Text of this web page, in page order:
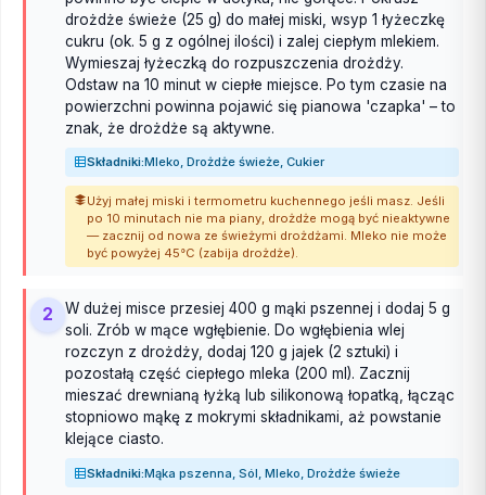
drożdże świeże (25 g) do małej miski, wsyp 1 łyżeczkę
cukru (ok. 5 g z ogólnej ilości) i zalej ciepłym mlekiem.
Wymieszaj łyżeczką do rozpuszczenia drożdży.
Odstaw na 10 minut w ciepłe miejsce. Po tym czasie na
powierzchni powinna pojawić się pianowa 'czapka' – to
znak, że drożdże są aktywne.
Składniki:Mleko, Drożdże świeże, Cukier
Użyj małej miski i termometru kuchennego jeśli masz. Jeśli
po 10 minutach nie ma piany, drożdże mogą być nieaktywne
— zacznij od nowa ze świeżymi drożdżami. Mleko nie może
być powyżej 45°C (zabija drożdże).
2
W dużej misce przesiej 400 g mąki pszennej i dodaj 5 g
soli. Zrób w mące wgłębienie. Do wgłębienia wlej
rozczyn z drożdży, dodaj 120 g jajek (2 sztuki) i
pozostałą część ciepłego mleka (200 ml). Zacznij
mieszać drewnianą łyżką lub silikonową łopatką, łącząc
stopniowo mąkę z mokrymi składnikami, aż powstanie
klejące ciasto.
Składniki:Mąka pszenna, Sól, Mleko, Drożdże świeże